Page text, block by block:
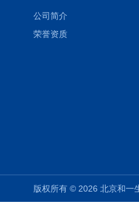
公司简介
荣誉资质
版权所有 © 2026 北京和